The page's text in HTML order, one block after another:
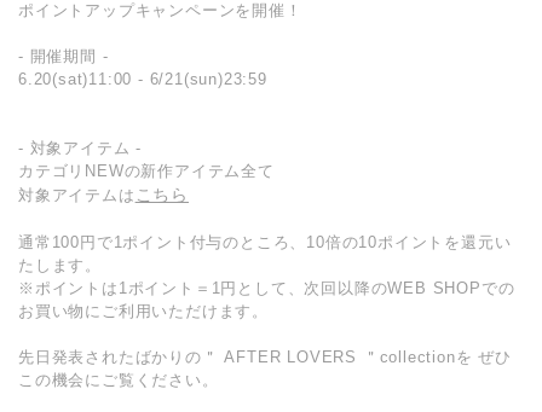
ポイントアップキャンペーンを開催！
- 開催期間 -
6.20(sat)11:00 - 6/21(sun)23:59
- 対象アイテム -
カテゴリNEWの新作アイテム全て
対象アイテムは こちら
通常100円で1ポイント付与のところ、10倍の10ポイントを還元い
たします。
※ポイントは1ポイント＝1円として、次回以降のWEB SHOPでの
お買い物にご利用いただけます。
先日発表されたばかりの＂ AFTER LOVERS ＂collectionを ぜひ
この機会にご覧ください。